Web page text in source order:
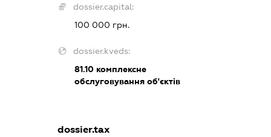
dossier.capital:
100 000 грн.
dossier.kveds:
81.10комплексне
обслуговування об'єктів
dossier.tax